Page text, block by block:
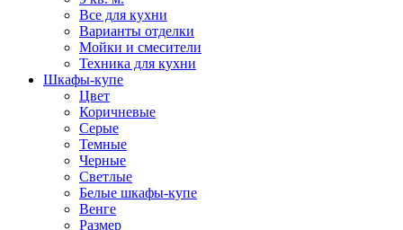
Все для кухни
Варианты отделки
Мойки и смесители
Техника для кухни
Шкафы-купе
Цвет
Коричневые
Серые
Темные
Черные
Светлые
Белые шкафы-купе
Венге
Размер